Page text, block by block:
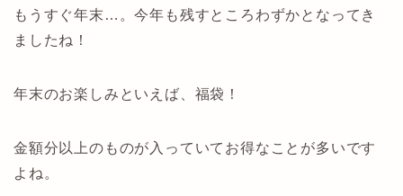
もうすぐ年末…。今年も残すところわずかとなってき
ましたね！
年末のお楽しみといえば、福袋！
金額分以上のものが入っていてお得なことが多いです
よね。